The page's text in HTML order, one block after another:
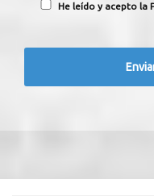
He leído y acepto la